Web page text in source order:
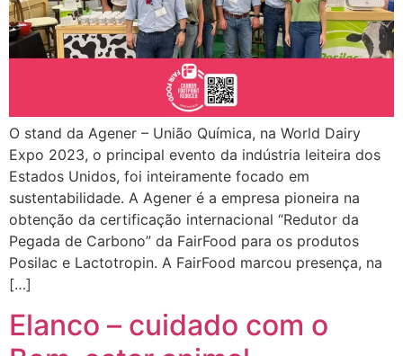
O stand da Agener – União Química, na World Dairy
Expo 2023, o principal evento da indústria leiteira dos
Estados Unidos, foi inteiramente focado em
sustentabilidade. A Agener é a empresa pioneira na
obtenção da certificação internacional “Redutor da
Pegada de Carbono” da FairFood para os produtos
Posilac e Lactotropin. A FairFood marcou presença, na
[…]
Elanco – cuidado com o